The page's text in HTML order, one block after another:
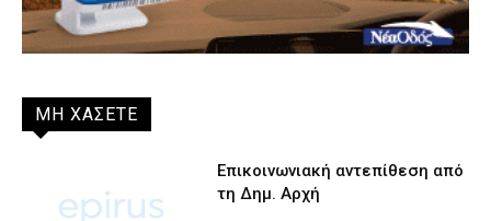
ΜΗ ΧΑΣΕΤΕ
Επικοινωνιακή αντεπίθεση από
τη Δημ. Αρχή